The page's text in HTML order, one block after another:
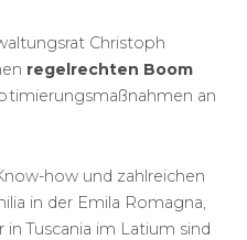
Christoph
regelrechten Boom
an
how und zahlreichen
in der Emila Romagna,
Tuscania im Latium sind